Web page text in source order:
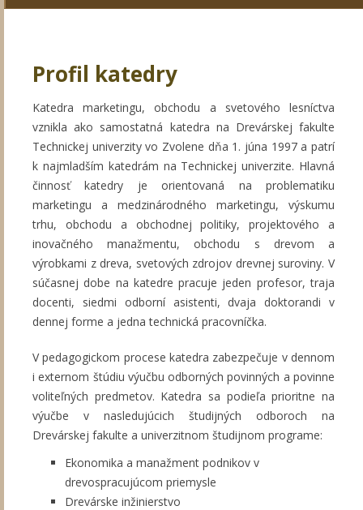
Profil katedry
Katedra marketingu, obchodu a svetového lesníctva
vznikla ako samostatná katedra na Drevárskej fakulte
Technickej univerzity vo Zvolene dňa 1. júna 1997 a patrí
k najmladším katedrám na Technickej univerzite. Hlavná
činnosť katedry je orientovaná na problematiku
marketingu a medzinárodného marketingu, výskumu
trhu, obchodu a obchodnej politiky, projektového a
inovačného manažmentu, obchodu s drevom a
výrobkami z dreva, svetových zdrojov drevnej suroviny. V
súčasnej dobe na katedre pracuje jeden profesor, traja
docenti, siedmi odborní asistenti, dvaja doktorandi v
dennej forme a jedna technická pracovníčka.
V pedagogickom procese katedra zabezpečuje v dennom
i externom štúdiu výučbu odborných povinných a povinne
voliteľných predmetov. Katedra sa podieľa prioritne na
výučbe v nasledujúcich študijných odboroch na
Drevárskej fakulte a univerzitnom študijnom programe:
Ekonomika a manažment podnikov v
drevospracujúcom priemysle
Drevárske inžinierstvo